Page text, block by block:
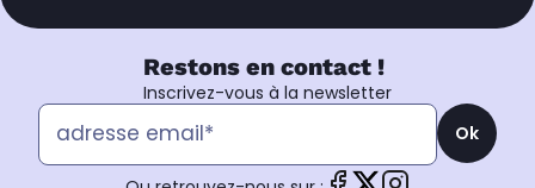
Restons en contact !
Inscrivez-vous à la newsletter
Ok